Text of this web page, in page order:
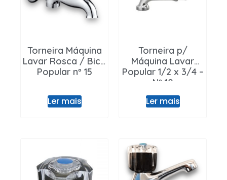
Torneira Máquina
Lavar Rosca / Bica
Popular nº 15
Ler mais
Torneira p/
Máquina Lavar
Popular 1/2 x 3/4 –
Nº 10
Ler mais